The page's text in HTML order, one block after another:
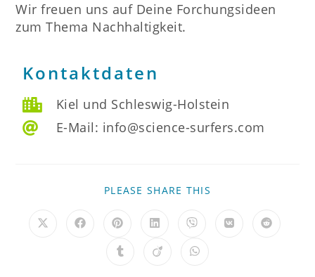
Wir freuen uns auf Deine Forchungsideen
zum Thema Nachhaltigkeit.
Kontaktdaten
Kiel und Schleswig-Holstein
E-Mail: info@science-surfers.com
PLEASE SHARE THIS